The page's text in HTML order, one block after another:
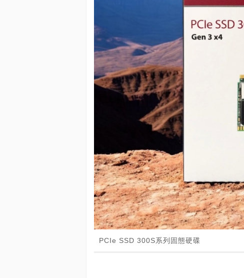
PCIe SSD 300S系列固態硬碟